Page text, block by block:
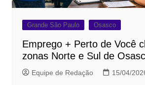
Grande São Paulo Osasco
Emprego + Perto de Você
zonas Norte e Sul de
Equipe de Redação 15/04/